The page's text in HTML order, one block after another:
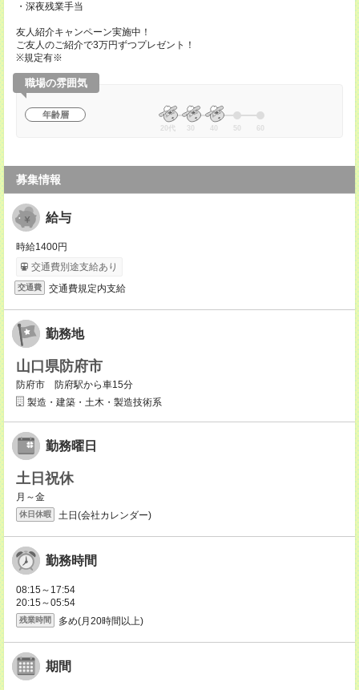
・深夜残業手当
友人紹介キャンペーン実施中！
ご友人のご紹介で3万円ずつプレゼント！
※規定有※
職場の雰囲気
年齢層
20代 30 40 50 60
募集情報
給与
時給1400円
交通費別途支給あり
交通費 交通費規定内支給
勤務地
山口県防府市
防府市 防府駅から車15分
製造・建築・土木・製造技術系
勤務曜日
土日祝休
月～金
休日休暇 土日(会社カレンダー)
勤務時間
08:15～17:54
20:15～05:54
残業時間 多め(月20時間以上)
期間